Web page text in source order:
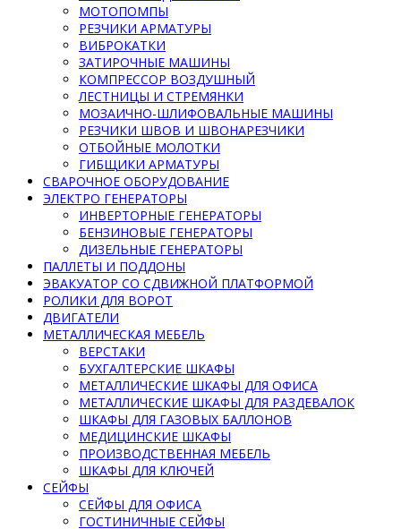
МОТОПОМПЫ
РЕЗЧИКИ АРМАТУРЫ
ВИБРОКАТКИ
ЗАТИРОЧНЫЕ МАШИНЫ
КОМПРЕССОР ВОЗДУШНЫЙ
ЛЕСТНИЦЫ И СТРЕМЯНКИ
МОЗАИЧНО-ШЛИФОВАЛЬНЫЕ МАШИНЫ
РЕЗЧИКИ ШВОВ И ШВОНАРЕЗЧИКИ
ОТБОЙНЫЕ МОЛОТКИ
ГИБЩИКИ АРМАТУРЫ
СВАРОЧНОЕ ОБОРУДОВАНИЕ
ЭЛЕКТРО ГЕНЕРАТОРЫ
ИНВЕРТОРНЫЕ ГЕНЕРАТОРЫ
БЕНЗИНОВЫЕ ГЕНЕРАТОРЫ
ДИЗЕЛЬНЫЕ ГЕНЕРАТОРЫ
ПАЛЛЕТЫ И ПОДДОНЫ
ЭВАКУАТОР СО СДВИЖНОЙ ПЛАТФОРМОЙ
РОЛИКИ ДЛЯ ВОРОТ
ДВИГАТЕЛИ
МЕТАЛЛИЧЕСКАЯ МЕБЕЛЬ
ВЕРСТАКИ
БУХГАЛТЕРСКИЕ ШКАФЫ
МЕТАЛЛИЧЕСКИЕ ШКАФЫ ДЛЯ ОФИСА
МЕТАЛЛИЧЕСКИЕ ШКАФЫ ДЛЯ РАЗДЕВАЛОК
ШКАФЫ ДЛЯ ГАЗОВЫХ БАЛЛОНОВ
МЕДИЦИНСКИЕ ШКАФЫ
ПРОИЗВОДСТВЕННАЯ МЕБЕЛЬ
ШКАФЫ ДЛЯ КЛЮЧЕЙ
СЕЙФЫ
СЕЙФЫ ДЛЯ ОФИСА
ГОСТИНИЧНЫЕ СЕЙФЫ